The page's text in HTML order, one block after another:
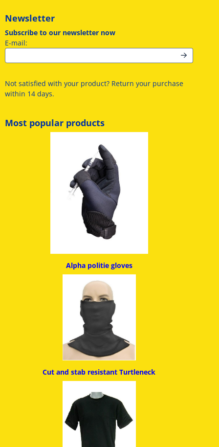
Newsletter
Subscribe to our newsletter now
E-mail:
Not satisfied with your product? Return your purchase
within 14 days.
Most popular products
Alpha politie gloves
Cut and stab resistantTurtleneck